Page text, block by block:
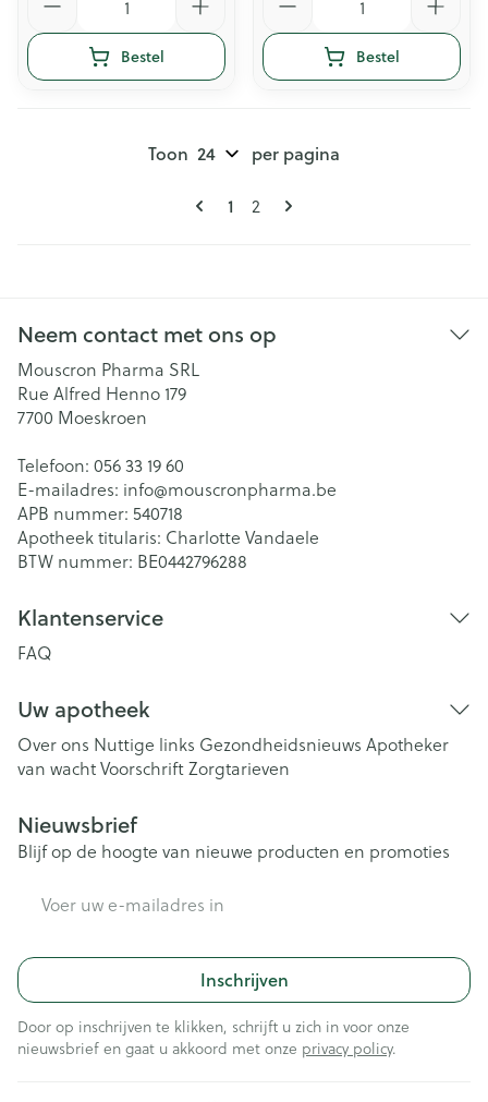
Bestel Bestel
Pagina's
U lees momenteel pagina
1 Pagina
2
Toon per pagina
Neem contact met ons op
Mouscron Pharma SRL
Rue Alfred Henno 179
7700 Moeskroen
Telefoon: 056 33 19 60
E-mailadres: info@mouscronpharma.be
APB nummer: 540718
Apotheek titularis: Charlotte Vandaele
BTW nummer: BE0442796288
Klantenservice
FAQ
Uw apotheek
Over ons Nuttige links Gezondheidsnieuws Apotheker
van wachtVoorschriftZorgtarieven
Nieuwsbrief
Blijf op de hoogte van nieuwe producten en promoties
Inschrijven
Door op inschrijven te klikken, schrijft u zich in voor onze
nieuwsbrief en gaat u akkoord met onze privacy policy.